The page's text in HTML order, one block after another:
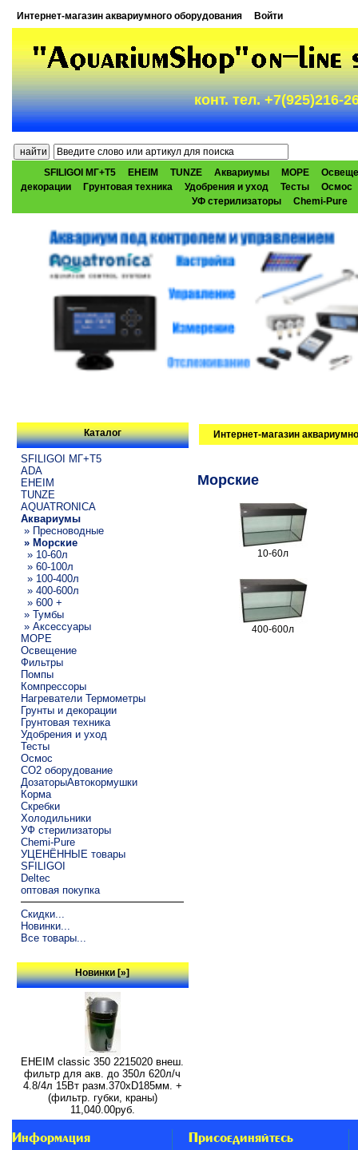
Интернет-магазин аквариумного оборудования Войти
конт. тел. +7(925)216-
SFILIGOI МГ+Т5 EHEIM TUNZE Аквариумы МОРЕ
декорации
Грунтовая техника Удобрения и уход Тесты
Осмос
УФ стерилизаторы
Chemi-Pure
Каталог
SFILIGOI МГ+Т5
ADA
EHEIM
TUNZE
AQUATRONICA
Аквариумы
» Пресноводные
» Морские
» 10-60л
» 60-100л
» 100-400л
» 400-600л
» 600 +
» Тумбы
» Аксессуары
МОРЕ
Освещение
Фильтры
Помпы
Компрессоры
Нагреватели Термометры
Грунты и декорации
Грунтовая техника
Удобрения и уход
Тесты
Осмос
CO2 оборудование
ДозаторыАвтокормушки
Корма
Скребки
Холодильники
УФ стерилизаторы
Chemi-Pure
УЦЕНЁННЫЕ товары
SFILIGOI
Deltec
оптовая покупка
Скидки...
Новинки...
Все товары...
Новинки [»]
EHEIM classic 350 2215020 внеш.
фильтр для акв. до 350л 620л/ч
4.8/4л 15Вт разм.370хD185мм. +
(фильтр. губки, краны)
11,040.00руб.
Интернет-магазин
Морские
10-60л
400-600л
Информация Присоединяйтесь